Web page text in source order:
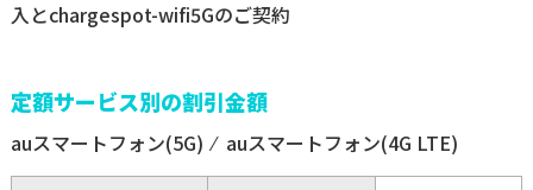
定額サービス別の割引金額
auスマートフォン(5G) ⁄ auスマートフォン(4G LTE)